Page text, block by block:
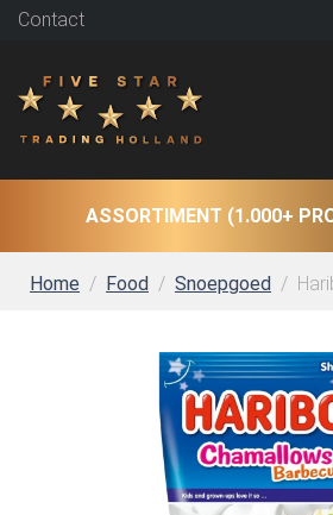
Contact
ASSORTIMENT (1.000+
Home Food Snoepgoed